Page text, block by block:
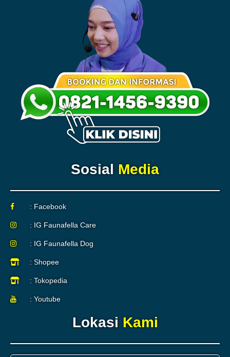
Sosial Media
: Facebook
: IG Faunafella Care
: IG Faunafella Dog
: Shopee
: Tokopedia
: Youtube
Lokasi Kami